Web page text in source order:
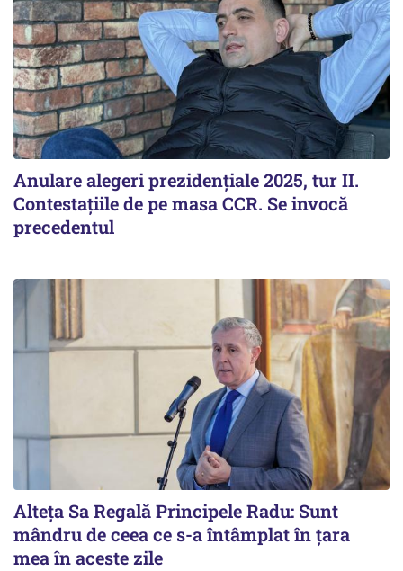
Anulare alegeri prezidențiale 2025, tur II.
Contestațiile de pe masa CCR. Se invocă
precedentul
Alteţa Sa Regală Principele Radu: Sunt
mândru de ceea ce s-a întâmplat în ţara
mea în aceste zile